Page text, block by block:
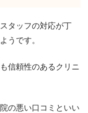
タッフの対応が丁
うです。
信頼性のあるクリニ
の悪い口コミといい